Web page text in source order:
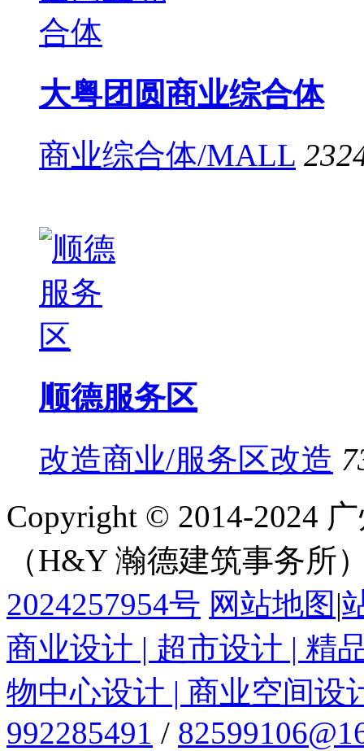
大粤团圆商业综合体
商业综合体/MALL
顺德服务区
改造商业/服务区改造
Copyright © 2014-2024
（H&Y 瀚德建筑事务所
2024257954号 网站地图 |
商业设计 | 超市设计 | 精
物中心设计 | 商业空间设
992285491 /